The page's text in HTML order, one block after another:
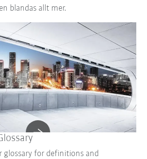
blandas allt mer.
glossary for definitions and